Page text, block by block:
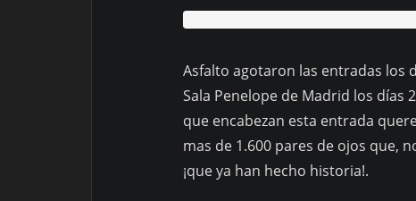
Asfalto agotaron las entradas los
Sala Penelope de Madrid los días
que encabezan esta entrada
mas de 1.600 pares de ojos que,
¡que ya han hecho historia!.